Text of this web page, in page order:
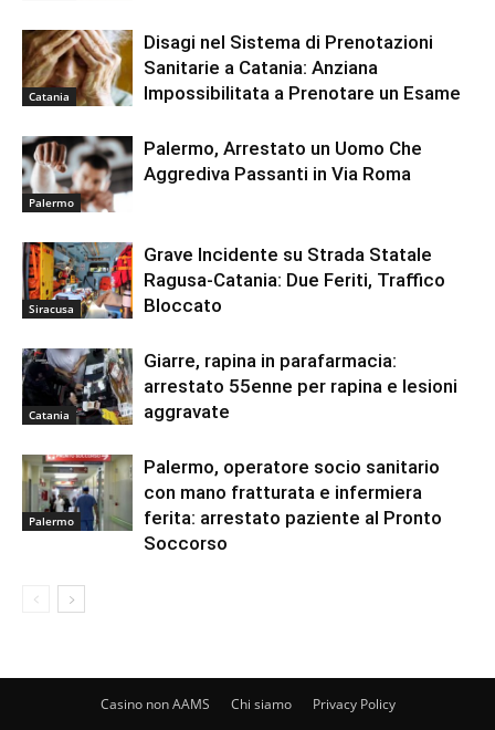
Catania
Disagi nel Sistema di Prenotazioni
Sanitarie a Catania: Anziana
Impossibilitata a Prenotare un Esame
Palermo
Palermo, Arrestato un Uomo Che
Aggrediva Passanti in Via Roma
Siracusa
Grave Incidente su Strada Statale
Ragusa-Catania: Due Feriti, Traffico
Bloccato
Catania
Giarre, rapina in parafarmacia:
arrestato 55enne per rapina e lesioni
aggravate
Palermo
Palermo, operatore socio sanitario
con mano fratturata e infermiera
ferita: arrestato paziente al Pronto
Soccorso
Casino non AAMS Chi siamo Privacy Policy